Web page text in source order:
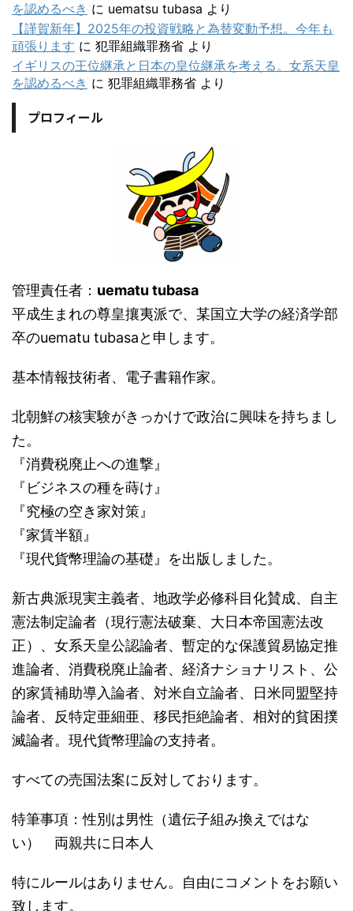
を認めるべき に uematsu tubasa より
【謹賀新年】2025年の投資戦略と為替変動予想。今年も
頑張ります に 犯罪組織罪務省 より
イギリスの王位継承と日本の皇位継承を考える。女系天皇
を認めるべき に 犯罪組織罪務省 より
プロフィール
管理責任者： uematu tubasa
平成生まれの尊皇攘夷派で、某国立大学の経済学部
卒のuematu tubasaと申します。
基本情報技術者、電子書籍作家。
北朝鮮の核実験がきっかけで政治に興味を持ちまし
た。
『消費税廃止への進撃』
『ビジネスの種を蒔け』
『究極の空き家対策』
『家賃半額』
『現代貨幣理論の基礎』を出版しました。
新古典派現実主義者、地政学必修科目化賛成、自主
憲法制定論者（現行憲法破棄、大日本帝国憲法改
正）、女系天皇公認論者、暫定的な保護貿易協定推
進論者、消費税廃止論者、経済ナショナリスト、公
的家賃補助導入論者、対米自立論者、日米同盟堅持
論者、反特定亜細亜、移民拒絶論者、相対的貧困撲
滅論者。現代貨幣理論の支持者。
すべての売国法案に反対しております。
特筆事項：性別は男性（遺伝子組み換えではな
い） 両親共に日本人
特にルールはありません。自由にコメントをお願い
致します。